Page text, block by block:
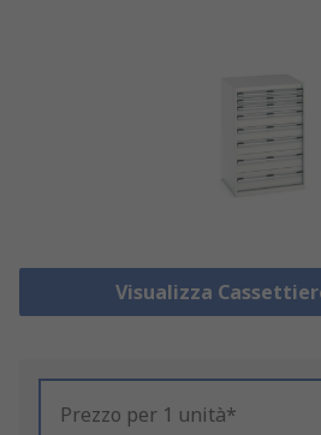
Visualizza
Prezzo per 1 unità*